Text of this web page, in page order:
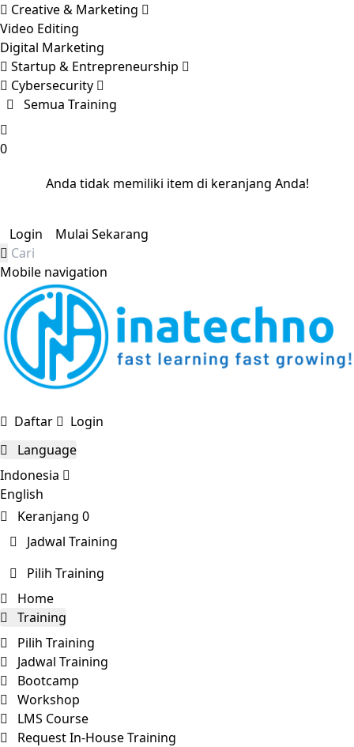
Creative & Marketing
Video Editing
Digital Marketing
Startup & Entrepreneurship
Cybersecurity
Semua Training
0
Anda tidak memiliki item di keranjang Anda!
Login
Mulai Sekarang
Mobile navigation
Daftar
Login
Language
Indonesia
English
Keranjang 0
Jadwal Training
Pilih Training
Home
Training
Pilih Training
Jadwal Training
Bootcamp
Workshop
LMS Course
Request In-House Training